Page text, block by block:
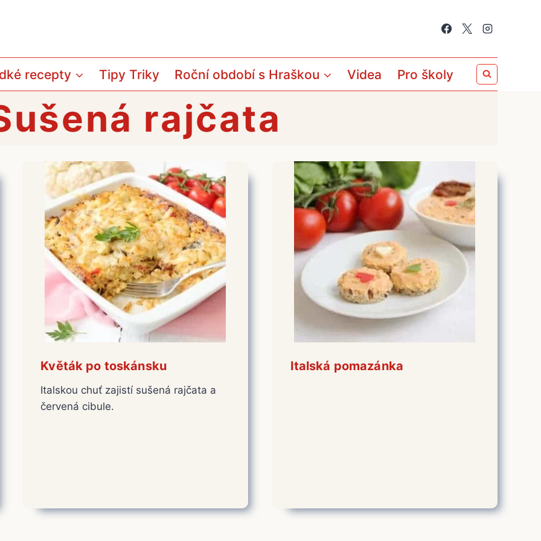
recepty Tipy Triky Roční období s Hraškou Videa Pro školy
rajčata
Květák po toskánsku
Italskou chuť zajistí sušená rajčata a
červená cibule.
Italská pomazánka